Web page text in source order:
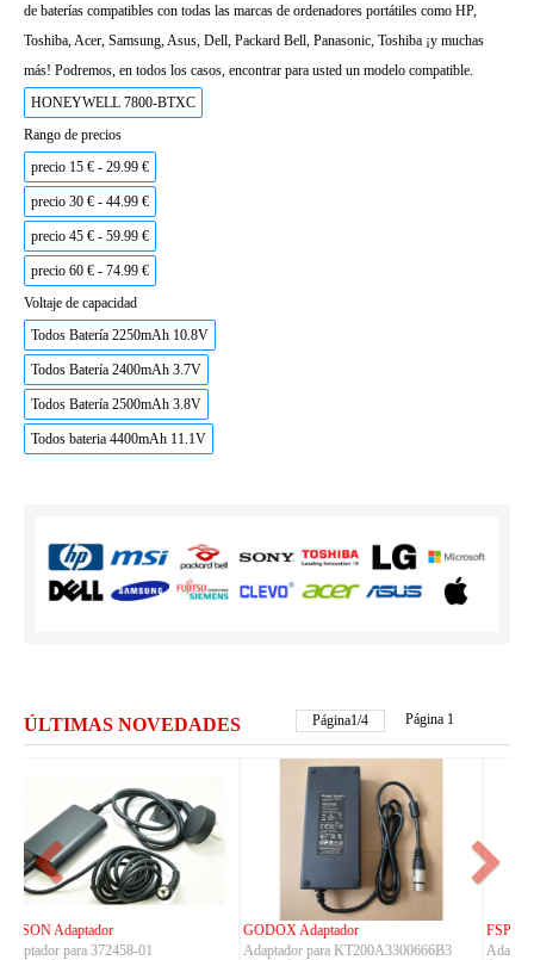
de baterías compatibles con todas las marcas de ordenadores portátiles como HP,
Toshiba, Acer, Samsung, Asus, Dell, Packard Bell, Panasonic, Toshiba ¡y muchas
más! Podremos, en todos los casos, encontrar para usted un modelo compatible.
HONEYWELL 7800-BTXC
Rango de precios
precio 15 € - 29.99 €
precio 30 € - 44.99 €
precio 45 € - 59.99 €
precio 60 € - 74.99 €
Voltaje de capacidad
Todos Batería 2250mAh 10.8V
Todos Batería 2400mAh 3.7V
Todos Batería 2500mAh 3.8V
Todos bateria 4400mAh 11.1V
ÚLTIMAS NOVEDADES Página2/4 Página 1
FSP Adaptador
Adaptador para FSP330-ACAU3
HUAWEI Adaptador
Adaptador para S190126D1D